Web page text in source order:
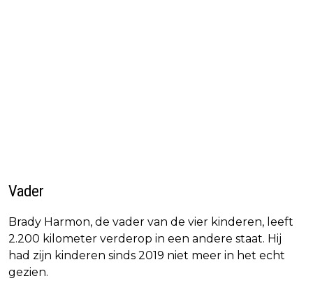
Vader
Brady Harmon, de vader van de vier kinderen, leeft
2.200 kilometer verderop in een andere staat. Hij
had zijn kinderen sinds 2019 niet meer in het echt
gezien.